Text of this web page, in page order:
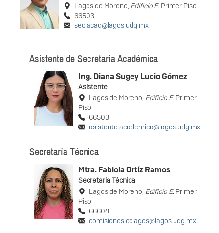
Lagos de Moreno, Edificio E. Primer Piso
66503
sec.acad@lagos.udg.mx
Asistente de Secretaría Académica
Ing. Diana Sugey Lucio Gómez
Asistente
Lagos de Moreno, Edificio E. Primer
Piso
66503
asistente.academica@lagos.udg.mx
Secretaría Técnica
Mtra. Fabiola Ortíz Ramos
Secretaria Técnica
Lagos de Moreno, Edificio E. Primer
Piso
66604
comisiones.cclagos@lagos.udg.mx